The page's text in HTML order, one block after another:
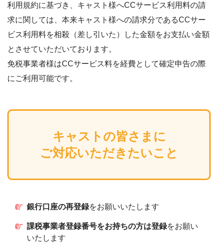
利用規約に基づき、キャスト様へCCサービス利用料の請
求に関しては、本来キャスト様への請求分であるCCサー
ビス利用料を相殺（差し引いた）した金額をお支払い金額
とさせていただいております。
免税事業者様はCCサービス料を経費として確定申告の際
にご利用可能です。
キャストの皆さまに
ご対応いただきたいこと
銀行口座の再登録をお願いいたします
課税事業者登録番号をお持ちの方は登録をお願い
いたします